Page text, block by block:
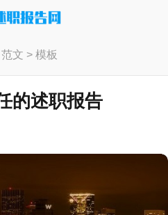
范文 > 模板
的述职报告